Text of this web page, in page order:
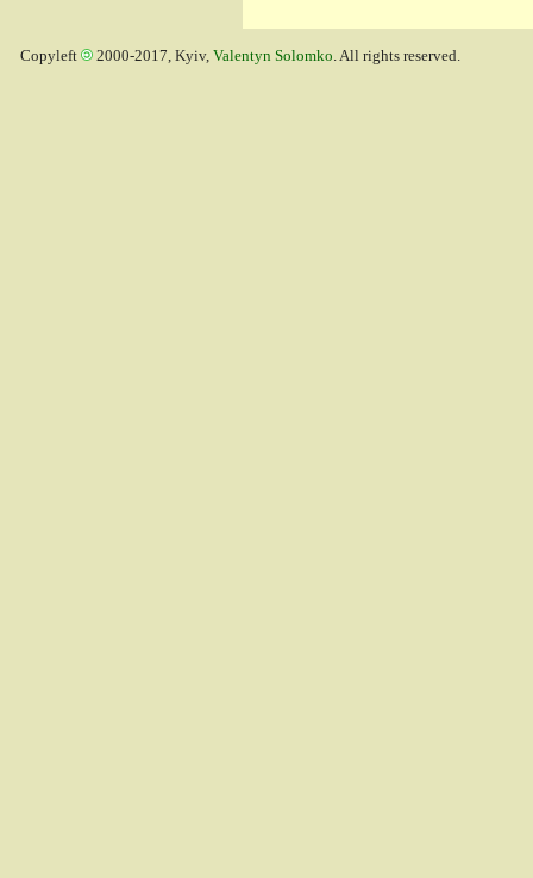
Copyleft 2000-2017, Kyiv, Valentyn Solomko. All rights reserved.